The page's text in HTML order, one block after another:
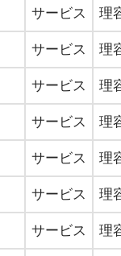
サービス 理
サービス 理
サービス 理
サービス 理
サービス 理
サービス 理
サービス 理